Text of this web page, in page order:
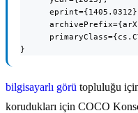
}
bilgisayarlı görü topluluğu
korudukları için COCO